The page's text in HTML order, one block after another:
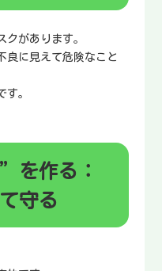
クがあります。
良に見えて危険なこと
す。
を作る：
守る